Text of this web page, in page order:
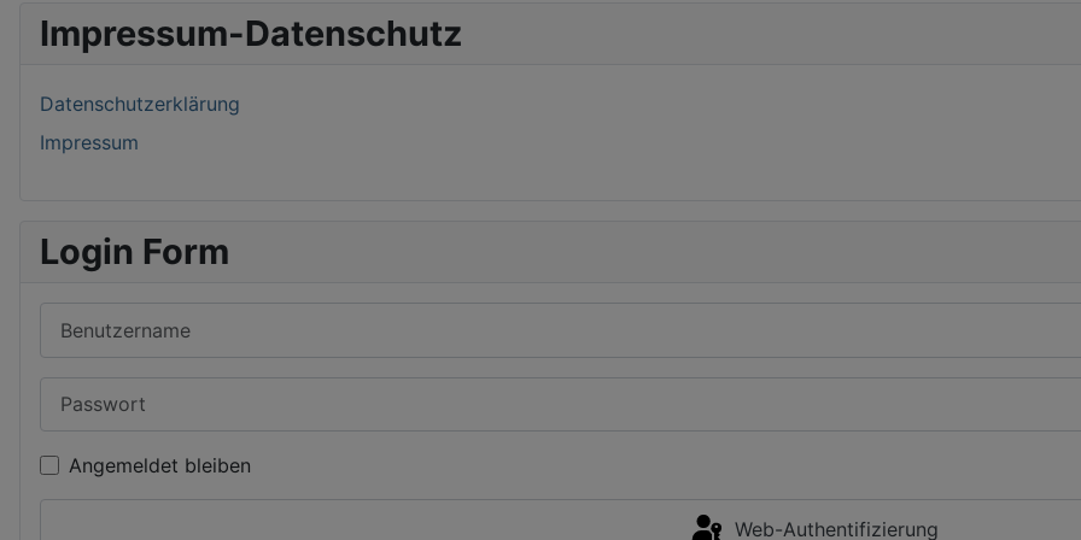
Impressum-Datenschutz
Datenschutzerklärung
Impressum
Login Form
Angemeldet bleiben
Web-Authentifizierung